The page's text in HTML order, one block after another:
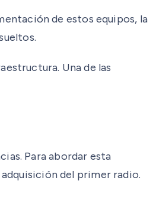
de estos equipos, la
Una de las
Para abordar esta
del primer radio.